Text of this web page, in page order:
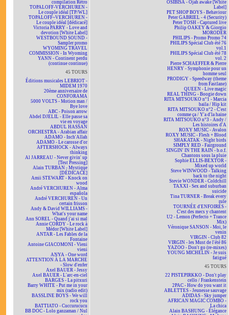
compilation Rétro
TOPALOFF-VERCHUREN -
Le couple idéal [TP/WL]
TOPALOFF~VERCHUREN -
Le couple idéal [dédicacé]
Victoria PARRY - Love and
devotion [White Label]
WESTBOUND SOUND -
Sampler promo
WYOMING TRAVEL
COMMISSION - In Wyoming
YANN - Continent perdu
(continue continue)
45 TOURS
Éditions musicales LEBRIOT -
MIDEM 1970
20ème anniversaire de
CONFORAMA
5000 VOLTS - Motion man /
Bye love
ABC - Poison arrow
Abdel DJELIL - Elle passe sa
vie en voyage
ABDUL HASSAN
ORCHESTRA - Arabian affair
ADAMO - Inch'Allah
ADAMO - Le carosse d'or
AFTERSHOCK - Always
thinking
Al JARREAU - Never givin' up
[Test Pressing]
Alain TURBAN - Mystique
[DÉDICACÉ]
Amii STEWART - Knock on
wood
André VERCHUREN - Alma
española
André VERCHUREN - Un
certain frisson
Andy & David WILLIAMS -
What's your name
Ann SOREL - Quand j'ai si mal
Annie CORDY - Le rock à
Médor [White Label]
ANTAR - Les Fables de la
Fontaine
Antoine GIACOMONI - Vieni
vieni
ANYA - One word
ATTENTION À LA MARCHE
- Slow d'enfer
Axel BAUER - Jessy
Axel BAUER - L'arc-en-ciel
BARGES - La pitxuri
Barry WHITE - Put me in your
mix (radio edit)
BASSLINE BOYS - We will
rock you
BATTIATO - Cuccurucucu
BB DOC - Lolo ganzaman / Nul
OSIBISA - Ojah awake [White
Label]
PET SHOP BOYS - Behaviour
Peter GABRIEL - 4 (Security)
Peter TOSH - Captured live
Philip OAKEY & Giorgio
MORODER
PHILIPS - Promo Promo 74
PHILIPS Spécial Club été 76
vol.1
PHILIPS Spécial Club été 78
vol. 2
Pierre SCHAEFFER & Pierre
HENRY - Symphonie pour un
homme seul
PRODIGY - Speedway (theme
from Fastlane)
QUEEN - Live magic
REAL THING - Boogie down
RITA MITSOUKO n°1 - Marcia
baila / Hip kit
RITA MITSOUKO n°2 - C'est
comme ça / Y'a d'la haine
RITA MITSOUKO n°3 - Andy /
Les histoires d'A
ROXY MUSIC - Avalon
ROXY MUSIC - Flesh + Blood
SHAKATAK - Night birds
SIMPLY RED - Fairground
SINGIN' IN THE RAIN - b.o.f.
Chantons sous la pluie
Sophie ELLIS-BEXTOR -
Mixed up world
Steve WINWOOD - Talking
back to the night
Stevie WONDER - Coldchill
TAXXI - Sex and suburban
suicide
Tina TURNER - Break every
rule
TOURNÉE d'ENFOIRÉS -
C'est des mecs y chantent
U2 - Lemon (Perfecto + Trance
Mix)
Véronique SANSON - Moi, le
venin
VIRGIN - Club 82
VIRGIN - les Must de l'été 86
YAZOO - Don't go (re-mixes)
YOUNG MICHELIN - Je suis
fatigué
45 TOURS
22 PISTEPIRKKO - Don't play
cello / Frankenstein
2PAC - How do you want it
ABLETTES - Jeunesse sauvage
ADIDAS - Sky jumper
AFRICAN MAGIC COMBO -
La chica
Alain BASHUNG - Élégance